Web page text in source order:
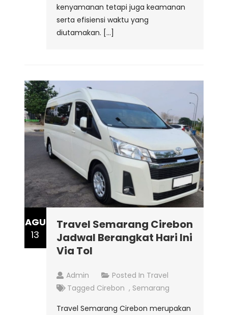
kenyamanan tetapi juga keamanan
serta efisiensi waktu yang
diutamakan. […]
AGU
13
Travel Semarang Cirebon
Jadwal Berangkat Hari Ini
Via Tol
Admin Posted In Travel
Tagged Cirebon , Semarang
Travel Semarang Cirebon merupakan